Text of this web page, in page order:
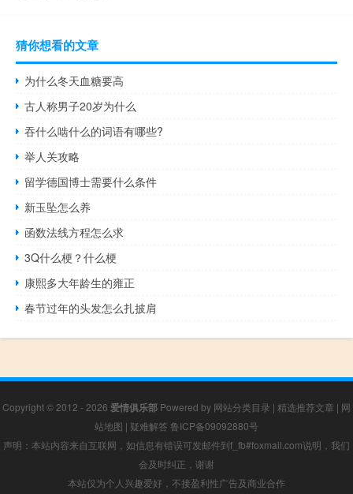
猜你想看的文章
为什么冬天血糖要高
古人称男子20岁为什么
吞什么啮什么的词语有哪些?
举人关攻略
留学德国博士需要什么条件
新玉坠怎么养
函数法线方程怎么求
3Q什么梗？什么梗
康熙多大年龄生的雍正
春节过年的头发怎么扎披肩
Copyright © 2012 - 2026 爱情俱乐部 Powered by 网站分类目录 | 精选推荐文章 | 网
站地图 | 疑难解答 鲁ICP备09092880号
声明：本站内容来自互联网，如信息有错误可发邮件到f_fb#foxmail.com说明，我们
会及时纠正，谢谢
本站仅为个人兴趣爱好，不接盈利性广告及商业合作